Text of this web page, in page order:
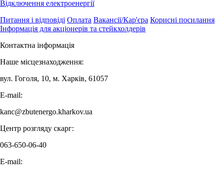
Відключення електроенергії
Питання і відповіді Оплата Вакансії/Кар'єра Корисні посилання
Інформація для акціонерів та стейкхолдерів
Контактна інформація
Наше місцезнаходження:
вул. Гоголя, 10, м. Харків, 61057
E-mail:
kanc@zbutenergo.kharkov.ua
Центр розгляду скарг:
063-650-06-40
E-mail: